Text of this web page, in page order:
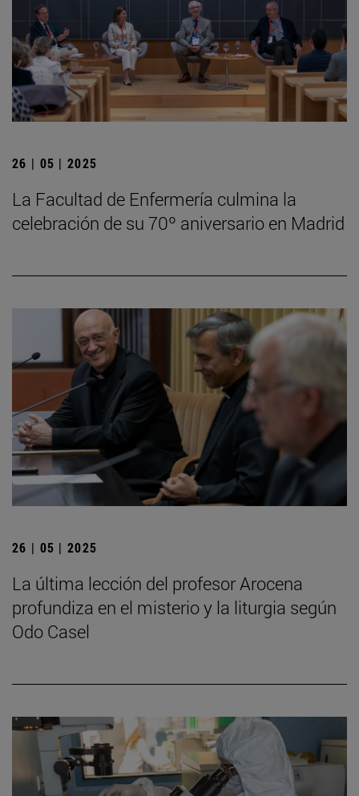
26 | 05 | 2025
La Facultad de Enfermería culmina la
celebración de su 70º aniversario en Madrid
26 | 05 | 2025
La última lección del profesor Arocena
profundiza en el misterio y la liturgia según
Odo Casel